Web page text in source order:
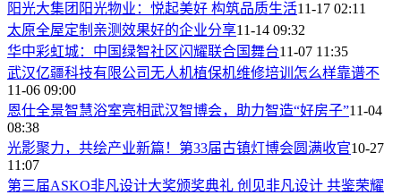
阳光大集团阳光物业：悦起美好 构筑品质生活11-17 02:11
太原全屋定制亲测效果好的企业分享11-14 09:32
华中彩虹城：中国绿智社区闪耀联合国舞台11-07 11:35
武汉亿疆科技有限公司无人机植保机维修培训怎么样靠谱不
11-06 09:00
恩仕全景智慧浴室亮相武汉智博会，助力智造“好房子”11-04
08:38
光影聚力，共绘产业新篇！第33届古镇灯博会圆满收官10-27
11:07
第三届ASKO非凡设计大奖颁奖典礼 创见非凡设计 共鉴荣耀